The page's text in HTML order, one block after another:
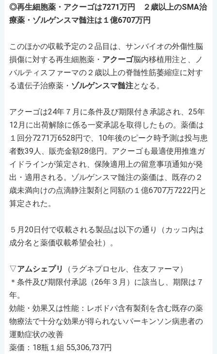
◎再生細胞薬・アクーゴは7271万円 ２歳以上のSMA治
療薬・ゾルゲンスマ髄注は１億6707万円
このほかの収載予定の２品目は、サンバイオの外傷性脳
損傷に対する再生細胞薬・ アクーゴ脳内移植用注と、ノ
バルティスファーマの２歳以上の脊髄性筋萎縮症に対す
る遺伝子治療薬・ ゾルゲンスマ髄注となる。
アクーゴは24年７月に条件及び期限付き承認され、25年
12月に出荷解除に係る一変承認を取得したもの。薬価は
１回分7271万6528円で、10年後のピーク時予測は投与患
者数39人、販売金額28億円。アクーゴも最適使用推進ガ
イドラインが策定され、保険適用上の留意事項通知が発
出・適用される。ゾルゲンスマ髄注の薬価は、既存の２
歳未満向けの点滴静注製剤と同額の１億6707万7222円と
算定された。
５月20日付で収載される製品は以下の通り（カッコ内は
成分名と薬価収載希望会社）。
▽アムシェプリ
（ラグネプロセル、住友ファーマ）
＊条件及び期限付承認（26年３月）に該当し、期限は７
年。
効能・効果又は性能：レボドパ含有製剤を含む既存の薬
物療法で十分な効果が得られないパーキンソン病患者の
運動症状の改善
薬価：18瓶１組 55,306,737円